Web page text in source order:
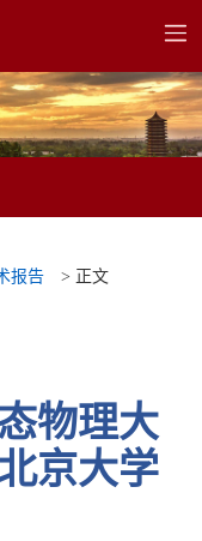
报告 > 正文
物理大
京大学